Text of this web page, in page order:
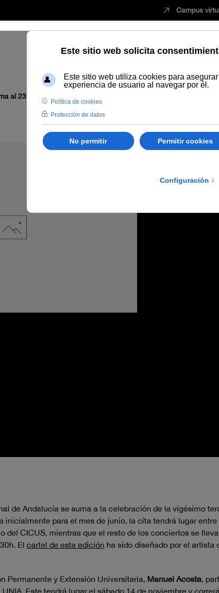
Campus
Estudiar
al 23 Festival de Jazz Universidad de Sevilla-Assejazz
de Andalucía se suma a la celebración de la vigésimo
inicialmente para el mes de junio, la cita tendrá lugar entre
del CICUS, mientras que el resto de los conciertos se
El cartel de esta edición ha sido diseñado por el artista
Permanente y Extensión Universitaria, Manuel Acosta,
Este tendrá lugar el sábado 14 de noviembre y